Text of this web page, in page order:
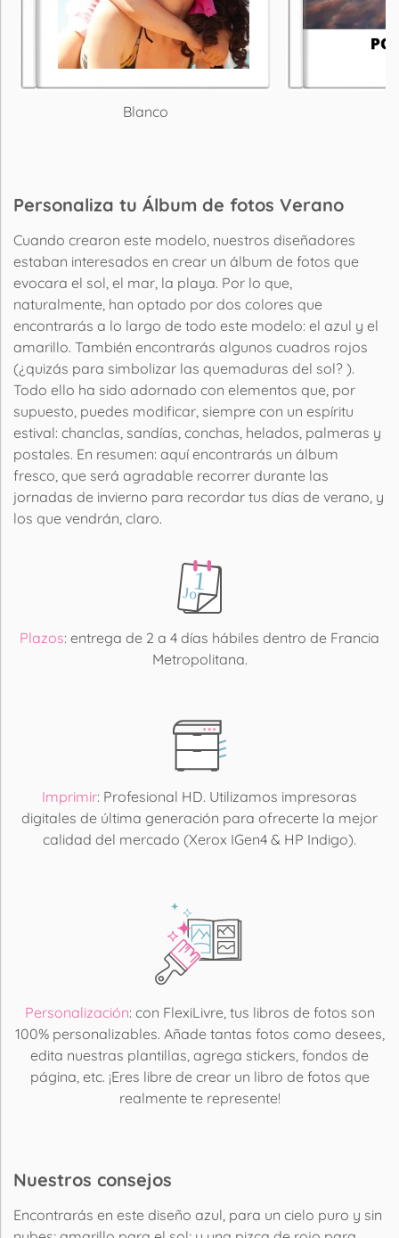
Blanco
Personaliza tu Álbum de fotos Verano
Cuando crearon este modelo, nuestros diseñadores
estaban interesados en crear un álbum de fotos que
evocara el sol, el mar, la playa. Por lo que,
naturalmente, han optado por dos colores que
encontrarás a lo largo de todo este modelo: el azul y el
amarillo. También encontrarás algunos cuadros rojos
(¿quizás para simbolizar las quemaduras del sol? ).
Todo ello ha sido adornado con elementos que, por
supuesto, puedes modificar, siempre con un espíritu
estival: chanclas, sandías, conchas, helados, palmeras y
postales. En resumen: aquí encontrarás un álbum
fresco, que será agradable recorrer durante las
jornadas de invierno para recordar tus días de verano, y
los que vendrán, claro.
Plazos: entrega de 2 a 4 días hábiles dentro de Francia
Metropolitana.
Imprimir: Profesional HD. Utilizamos impresoras
digitales de última generación para ofrecerte la mejor
calidad del mercado (Xerox IGen4 & HP Indigo).
Personalización: con FlexiLivre, tus libros de fotos son
100% personalizables. Añade tantas fotos como desees,
edita nuestras plantillas, agrega stickers, fondos de
página, etc. ¡Eres libre de crear un libro de fotos que
realmente te represente!
Nuestros consejos
Encontrarás en este diseño azul, para un cielo puro y sin